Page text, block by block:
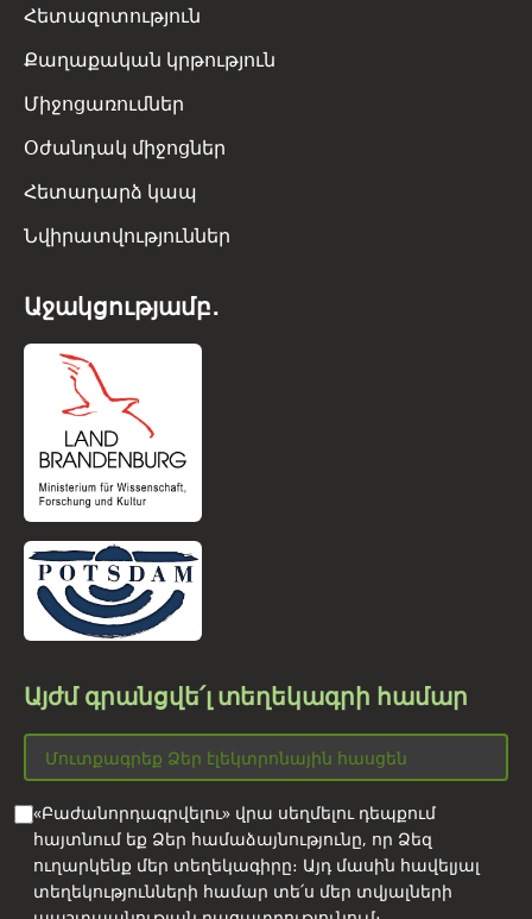
Հետազոտություն
Քաղաքական կրթություն
Միջոցառումներ
Օժանդակ միջոցներ
Հետադարձ կապ
Նվիրատվություններ
Աջակցությամբ․
Այժմ գրանցվե՛լ տեղեկագրի համար
«Բաժանորդագրվելու» վրա սեղմելու դեպքում
հայտնում եք Ձեր համաձայնությունը, որ Ձեզ
ուղարկենք մեր տեղեկագիրը։ Այդ մասին հավելյալ
տեղեկությունների համար տե՛ս մեր տվյալների